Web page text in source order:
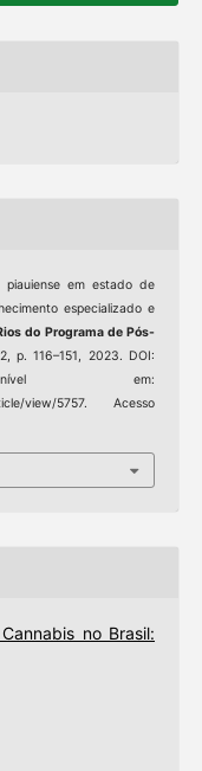
piauiense em estado de
especializado e
do Programa de Pós-
p. 116–151, 2023. DOI:
em:
view/5757. Acesso
no Brasil: